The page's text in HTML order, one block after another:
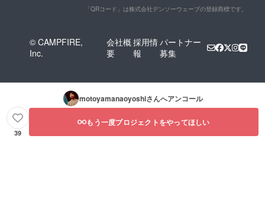
「QRコード」は株式会社デンソーウェーブの登録商標です。
© CAMPFIRE,
Inc.
会社概
要
採用情
報
パートナー
募集
motoyamanaoyoshiさんへアンコール
39
もう一度プロジェクトをやってほしい